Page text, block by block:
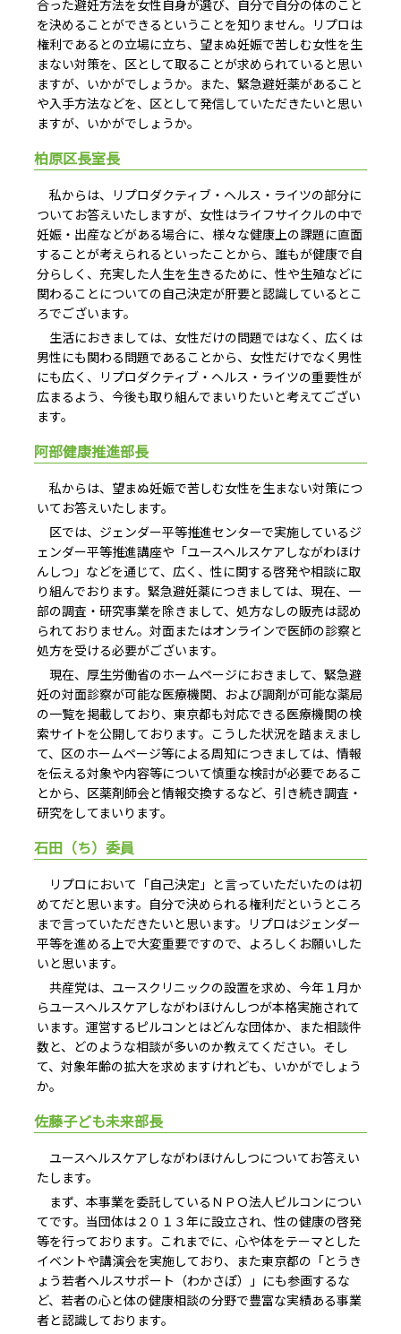
合った避妊方法を女性自身が選び、自分で自分の体のこと
を決めることができるということを知りません。リプロは
権利であるとの立場に立ち、望まぬ妊娠で苦しむ女性を生
まない対策を、区として取ることが求められていると思い
ますが、いかがでしょうか。また、緊急避妊薬があること
や入手方法などを、区として発信していただきたいと思い
ますが、いかがでしょうか。
柏原区長室長
私からは、リプロダクティブ・ヘルス・ライツの部分に
ついてお答えいたしますが、女性はライフサイクルの中で
妊娠・出産などがある場合に、様々な健康上の課題に直面
することが考えられるといったことから、誰もが健康で自
分らしく、充実した人生を生きるために、性や生殖などに
関わることについての自己決定が肝要と認識しているとこ
ろでございます。
生活におきましては、女性だけの問題ではなく、広くは
男性にも関わる問題であることから、女性だけでなく男性
にも広く、リプロダクティブ・ヘルス・ライツの重要性が
広まるよう、今後も取り組んでまいりたいと考えてござい
ます。
阿部健康推進部長
私からは、望まぬ妊娠で苦しむ女性を生まない対策につ
いてお答えいたします。
区では、ジェンダー平等推進センターで実施しているジ
ェンダー平等推進講座や「ユースヘルスケアしながわほけ
んしつ」などを通じて、広く、性に関する啓発や相談に取
り組んでおります。緊急避妊薬につきましては、現在、一
部の調査・研究事業を除きまして、処方なしの販売は認め
られておりません。対面またはオンラインで医師の診察と
処方を受ける必要がございます。
現在、厚生労働省のホームページにおきまして、緊急避
妊の対面診察が可能な医療機関、および調剤が可能な薬局
の一覧を掲載しており、東京都も対応できる医療機関の検
索サイトを公開しております。こうした状況を踏まえまし
て、区のホームページ等による周知につきましては、情報
を伝える対象や内容等について慎重な検討が必要であるこ
とから、区薬剤師会と情報交換するなど、引き続き調査・
研究をしてまいります。
石田（ち）委員
リプロにおいて「自己決定」と言っていただいたのは初
めてだと思います。自分で決められる権利だというところ
まで言っていただきたいと思います。リプロはジェンダー
平等を進める上で大変重要ですので、よろしくお願いした
いと思います。
共産党は、ユースクリニックの設置を求め、今年１月か
らユースヘルスケアしながわほけんしつが本格実施されて
います。運営するピルコンとはどんな団体か、また相談件
数と、どのような相談が多いのか教えてください。そし
て、対象年齢の拡大を求めますけれども、いかがでしょう
か。
佐藤子ども未来部長
ユースヘルスケアしながわほけんしつについてお答えい
たします。
まず、本事業を委託しているＮＰＯ法人ピルコンについ
てです。当団体は２０１３年に設立され、性の健康の啓発
等を行っております。これまでに、心や体をテーマとした
イベントや講演会を実施しており、また東京都の「とうき
ょう若者ヘルスサポート（わかさぽ）」にも参画するな
ど、若者の心と体の健康相談の分野で豊富な実績ある事業
者と認識しております。